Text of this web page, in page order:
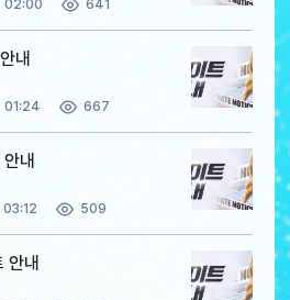
641
내
667
내
509
안내